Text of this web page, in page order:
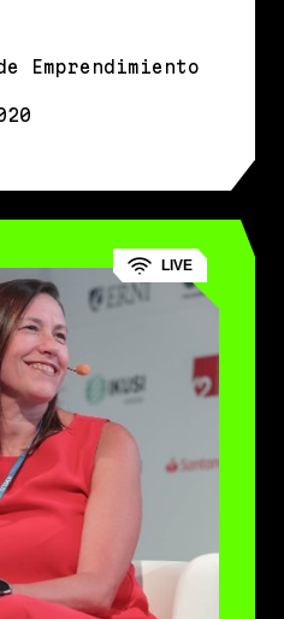
Emprendimiento
LIVE